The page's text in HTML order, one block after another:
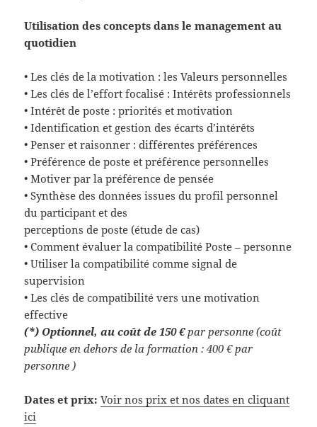
Utilisation des concepts dans le management au
quotidien
• Les clés de la motivation : les Valeurs personnelles
• Les clés de l’effort focalisé : Intérêts professionnels
• Intérêt de poste : priorités et motivation
• Identification et gestion des écarts d’intérêts
• Penser et raisonner : différentes préférences
• Préférence de poste et préférence personnelles
• Motiver par la préférence de pensée
• Synthèse des données issues du profil personnel
du participant et des
perceptions de poste (étude de cas)
• Comment évaluer la compatibilité Poste – personne
• Utiliser la compatibilité comme signal de
supervision
• Les clés de compatibilité vers une motivation
effective
(*) Optionnel, au coût de 150 €par personne (coût
publique en dehors de la formation : 400 € par
personne )
Dates et prix: Voir nos prix et nos dates en cliquant
ici